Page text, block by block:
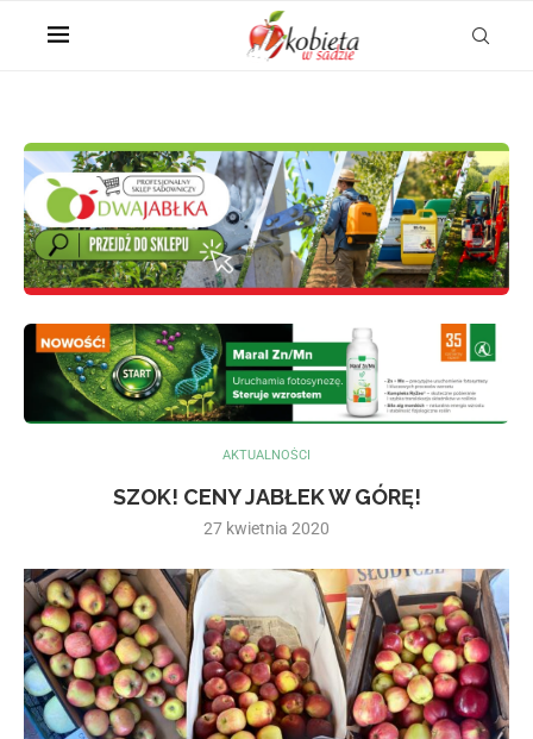
AKTUALNOŚCI
SZOK! CENY JABŁEK W GÓRĘ!
27 kwietnia 2020